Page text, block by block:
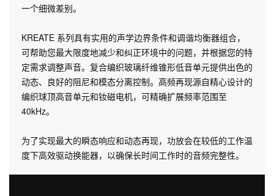
一个细微差别。
KREATE 系列具有实用的声学边界条件和调谐均衡器组合，
可帮助您最大限度地减少和纠正环境中的问题，并根据您的特
定需求调整声音。复合编织玻璃纤维锥形低音单元提供出色的
动态、良好的阻尼和模态分离控制。高频再现源自精心设计的
编织球顶高音单元和钕磁电机，可精确扩展频率范围至
40kHz。
为了实现最大的瞬态响应和动态再现，功放会在较低的工作温
度下高效驱动换能器，以确保长时间工作时的音频完整性。